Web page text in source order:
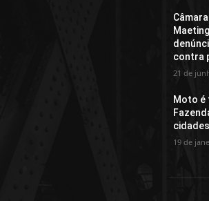
contra
21 de
Moto é
19 de